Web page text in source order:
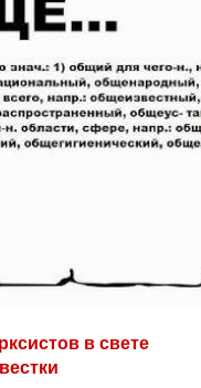
в свете